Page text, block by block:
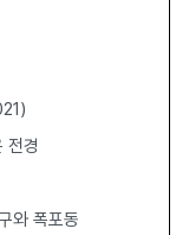
전경
와 폭포동